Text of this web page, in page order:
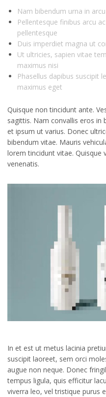
Nam bibendum urna in
Pellentesque finibus arcu
pellentesque
Duis imperdiet magna ut
Ut ultricies, sapien vitae
maximus nisi
Phasellus dapibus suscipit
maximus eget
Quisque non tincidunt ante.
sagittis. Nam convallis eros in
et ipsum ut varius. Donec
bibendum vitae. Mauris
lorem tincidunt vitae. Quisque
venenatis.
In et est ut metus lacinia
suscipit laoreet, sem orci
augue non neque. Donec
tempus ligula, quis efficitur
viverra leo, vel tristique purus